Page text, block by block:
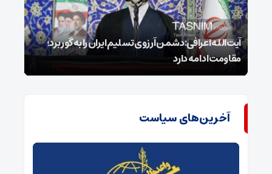
آیت‌الله اعرافی:دشمن آرزوی تسلیم ایران را به گور برد؛
مقاومت ادامه دارد
آخرین‌های سیاست